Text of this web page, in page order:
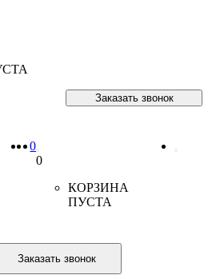
Заказать звонок
0
0
КОРЗИНА
ПУСТА
Заказать звонок